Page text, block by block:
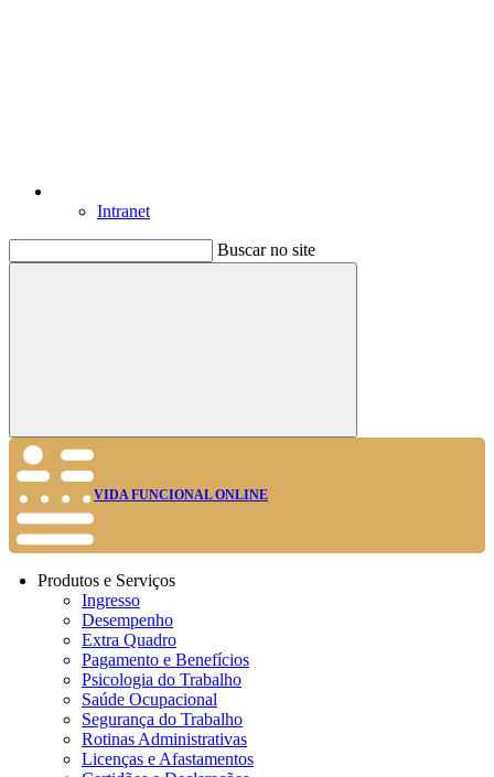
Intranet
Buscar no site
Buscar
VIDA FUNCIONAL ONLINE
Produtos e Serviços
Ingresso
Desempenho
Extra Quadro
Pagamento e Benefícios
Psicologia do Trabalho
Saúde Ocupacional
Segurança do Trabalho
Rotinas Administrativas
Licenças e Afastamentos